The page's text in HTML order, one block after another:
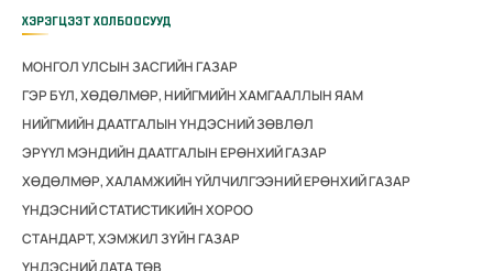
ХЭРЭГЦЭЭТ ХОЛБООСУУД
МОНГОЛ УЛСЫН ЗАСГИЙН ГАЗАР
ГЭР БҮЛ, ХӨДӨЛМӨР, НИЙГМИЙН ХАМГААЛЛЫН ЯАМ
НИЙГМИЙН ДААТГАЛЫН ҮНДЭСНИЙ ЗӨВЛӨЛ
ЭРҮҮЛ МЭНДИЙН ДААТГАЛЫН ЕРӨНХИЙ ГАЗАР
ХӨДӨЛМӨР, ХАЛАМЖИЙН ҮЙЛЧИЛГЭЭНИЙ ЕРӨНХИЙ ГАЗАР
ҮНДЭСНИЙ СТАТИСТИКИЙН ХОРОО
СТАНДАРТ, ХЭМЖИЛ ЗҮЙН ГАЗАР
ҮНДЭСНИЙ ДАТА ТӨВ